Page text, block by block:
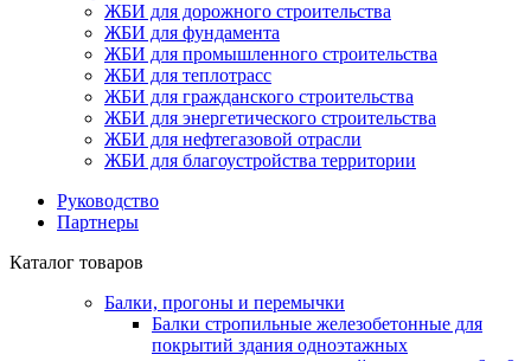
ЖБИ для дорожного строительства
ЖБИ для фундамента
ЖБИ для промышленного строительства
ЖБИ для теплотрасс
ЖБИ для гражданского строительства
ЖБИ для энергетического строительства
ЖБИ для нефтегазовой отрасли
ЖБИ для благоустройства территории
Руководство
Партнеры
Каталог товаров
Балки, прогоны и перемычки
Балки стропильные железобетонные для
покрытий здания одноэтажных